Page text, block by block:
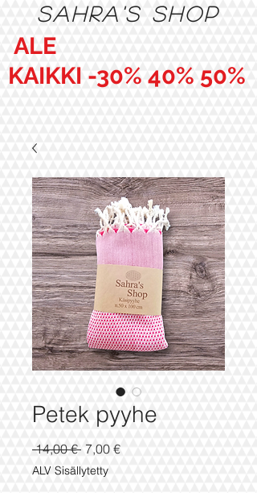
Sahra's shop
ALE
KAIKKI -30% 40% 50%
Petek pyyhe
14,00 € Normaali
hinta
7,00 €Alehinta
ALV Sisällytetty